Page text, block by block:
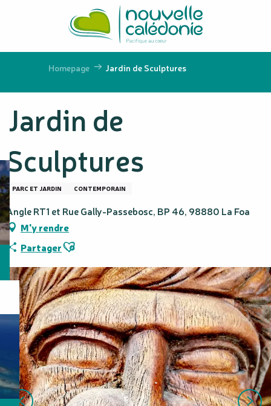
principal
Homepage Jardin de Sculptures
Jardin de
Sculptures
PARC ET JARDIN CONTEMPORAIN
Angle RT1 et Rue Gally-Passebosc, BP 46, 98880 La Foa
M'y rendre
PartagerAjouter aux favoris